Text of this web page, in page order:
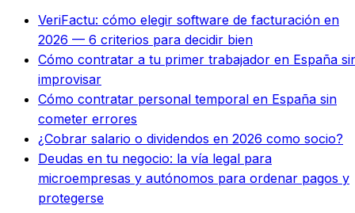
VeriFactu: cómo elegir software de facturación en
2026 — 6 criterios para decidir bien
Cómo contratar a tu primer trabajador en España
improvisar
Cómo contratar personal temporal en España sin
cometer errores
¿Cobrar salario o dividendos en 2026 como socio?
Deudas en tu negocio: la vía legal para
microempresas y autónomos para ordenar pagos y
protegerse